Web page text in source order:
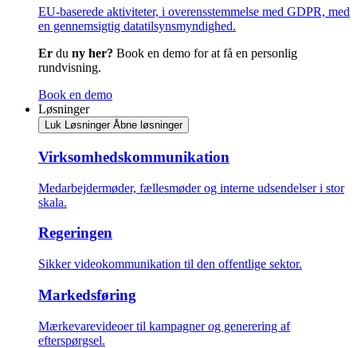
EU-baserede aktiviteter, i overensstemmelse med GDPR, med
en gennemsigtig datatilsynsmyndighed.
Er du ny her? Book en demo for at få en personlig
rundvisning.
Book en demo
Løsninger
Luk Løsninger Åbne løsninger
Virksomhedskommunikation
Medarbejdermøder, fællesmøder og interne udsendelser i stor
skala.
Regeringen
Sikker videokommunikation til den offentlige sektor.
Markedsføring
Mærkevarevideoer til kampagner og generering af
efterspørgsel.